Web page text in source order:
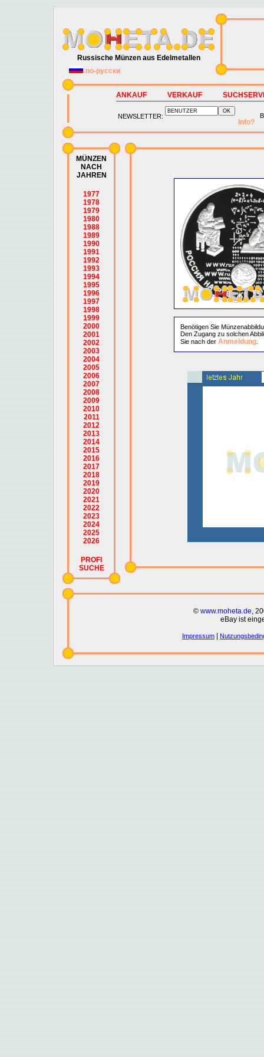
Russische Münzen aus Edelmetallen
по-русски
ANKAUF VERKAUF
NEWSLETTER:
Info?
MÜNZEN
NACH
JAHREN
1977
1978
1979
1980
1988
1989
1990
1991
1992
1993
1994
1995
1996
1997
1998
1999
2000
2001
2002
2003
2004
2005
2006
2007
2008
2009
2010
2011
2012
2013
2014
2015
2016
2017
2018
2019
2020
2021
2022
2023
2024
2025
2026
PROFI
SUCHE
Benötigen Sie
Den Zugang zu solchen
Sie nach der Anmeldung.
© www.moheta.de,
eBay ist
Impressum